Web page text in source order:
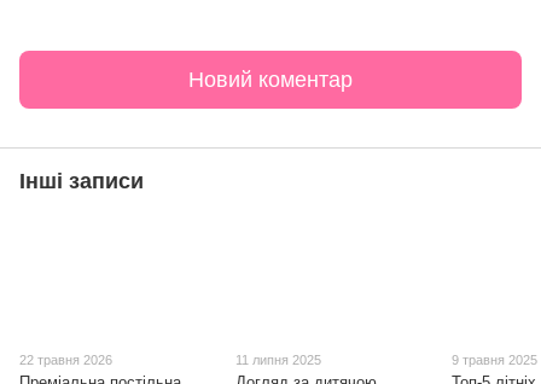
Новий коментар
Інші записи
22 травня 2026 11 липня 2025 9 травня 2025